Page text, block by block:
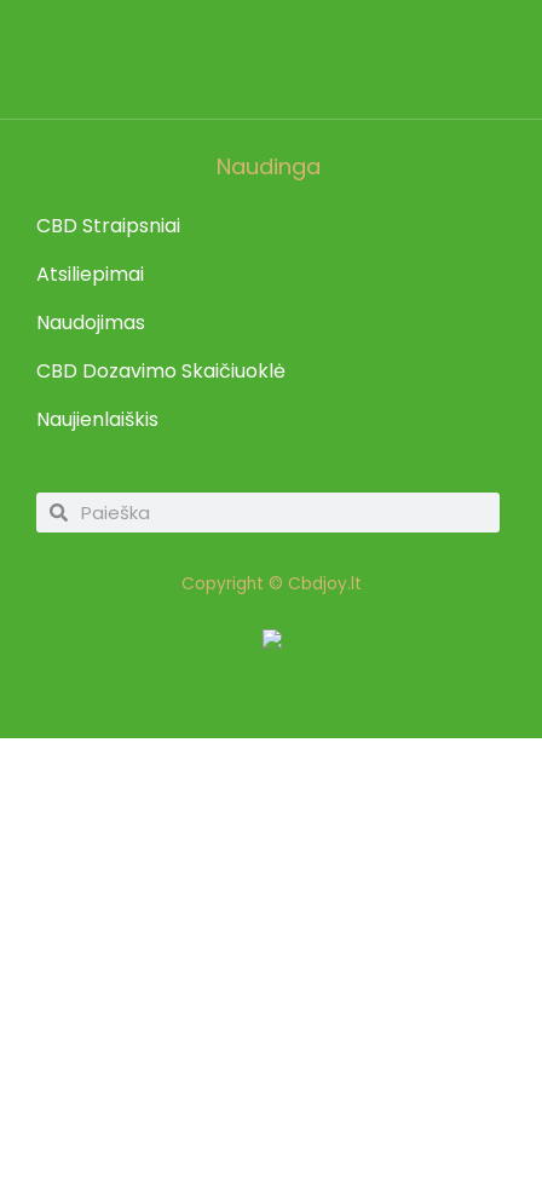
Naudinga
CBD Straipsniai
Atsiliepimai
Naudojimas
CBD Dozavimo Skaičiuoklė
Naujienlaiškis
Copyright © Cbdjoy.lt